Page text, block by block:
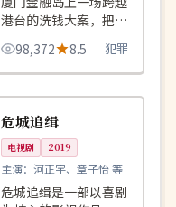
港台的洗钱大案，把三
个曾经的兄弟推到面对
面的审讯台。
98,372 8.5 犯罪
中国
96:32
危城追缉
电视剧 2019
主演： 河正宇、章子怡 等
危城追缉是一部以喜剧